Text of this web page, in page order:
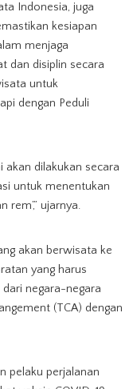
Indonesia, juga
kesiapan
menjaga
dan disiplin secara
untuk
dengan Peduli
akan dilakukan secara
untuk menentukan
rem’,” ujarnya.
akan berwisata ke
yang harus
negara-negara
(TCA) dengan
pelaku perjalanan